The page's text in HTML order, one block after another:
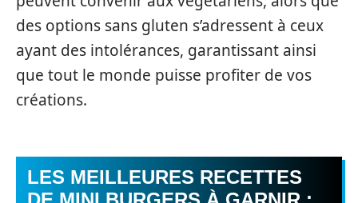
des options sans gluten s’adressent à ceux
ayant des intolérances, garantissant ainsi
que tout le monde puisse profiter de vos
créations.
LES MEILLEURES RECETTES